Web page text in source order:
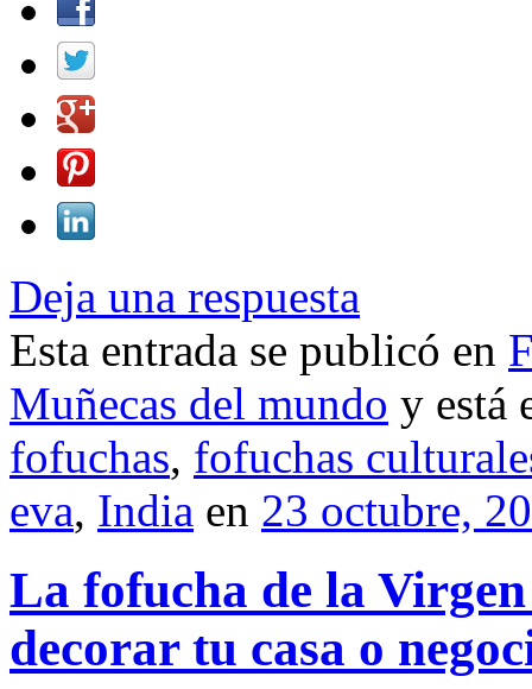
Deja una respuesta
Esta entrada se publicó en
Muñecas del mundo y está
fofuchas, fofuchas
eva, India en 23 octubre,
La fofucha de la
decorar tu casa o